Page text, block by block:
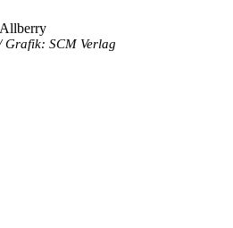
Grafik: SCM Verlag